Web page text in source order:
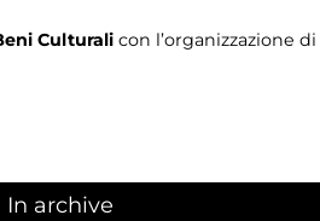
Culturali con l’organizzazione di
In archive